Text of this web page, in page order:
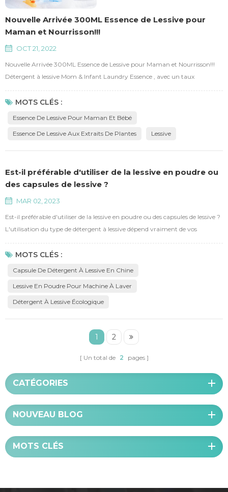
Nouvelle Arrivée 300ML Essence de Lessive pour
Maman et Nourrisson!!!
OCT 21, 2022
Nouvelle Arrivée 300ML Essence de Lessive pour Maman et Nourrisson!!!
Détergent à lessive Mom & Infant Laundry Essence , avec un taux
doux et non irritants. Contient des enzymes de mélange du Danemark,
MOTS CLÉS :
Essence De Lessive Pour Maman Et Bébé
Essence De Lessive Aux Extraits De Plantes Lessive
Est-il préférable d'utiliser de la lessive en poudre ou
des capsules de lessive ?
MAR 02, 2023
Est-il préférable d'utiliser de la lessive en poudre ou des capsules de lessive ?
L'utilisation du type de détergent à lessive dépend vraiment de vos
généralement moins chère, tandis que les capsules de lessive offrent une
MOTS CLÉS :
Capsule De Détergent À Lessive En Chine
Lessive En Poudre Pour Machine À Laver
Détergent À Lessive Écologique
1 2
Un total de 2 pages
CATÉGORIES
NOUVEAU BLOG
MOTS CLÉS